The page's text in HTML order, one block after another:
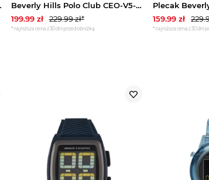
B Biały
Beverly Hills Polo Club CEO-V5-MARCO Czarny
199.99zł 229.99zł*
*najniższa cena z 30 dni przed obniżką
159.99 zł
*najniższa cena z 30 dni